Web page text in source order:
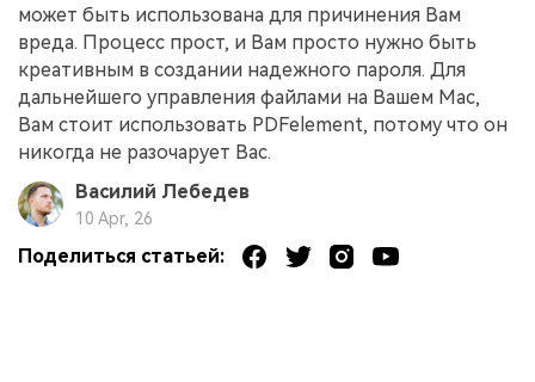
может быть использована для причинения Вам
вреда. Процесс прост, и Вам просто нужно быть
креативным в создании надежного пароля. Для
дальнейшего управления файлами на Вашем Mac,
Вам стоит использовать PDFelement, потому что он
никогда не разочарует Вас.
Василий Лебедев
10 Apr, 26
Поделиться статьей: